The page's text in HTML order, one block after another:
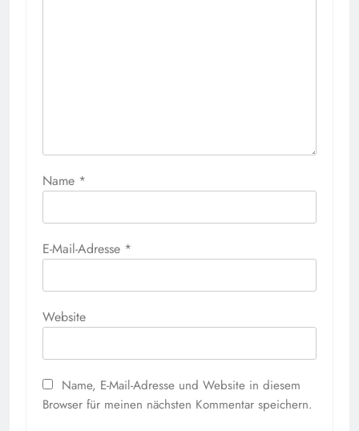
Name *
E-Mail-Adresse *
Website
Name, E-Mail-Adresse und Website in diesem
Browser für meinen nächsten Kommentar speichern.